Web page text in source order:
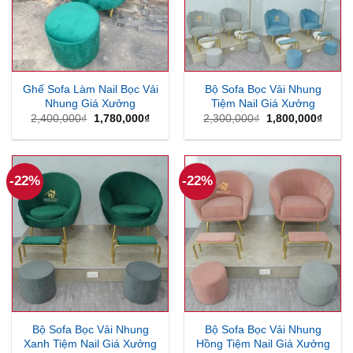
Ghế Sofa Làm Nail Bọc Vải
Nhung Giá Xưởng
2,400,000₫
Giá
là:
1,780,000₫Giá
tại
1,780,000₫.
Bộ Sofa Bọc Vải Nhung
Tiệm Nail Giá Xưởng
2,300,000₫
Giá
là:
1,800,000₫Giá
tại
-22%
Bộ Sofa Bọc Vải Nhung
Xanh Tiệm Nail Giá Xưởng
-22%
Bộ Sofa Bọc Vải Nhung
Hồng Tiệm Nail Giá Xưởng